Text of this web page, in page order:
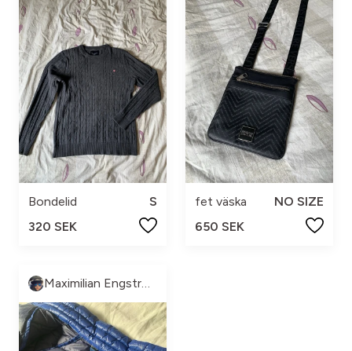
Bondelid
S
320 SEK
fet väska
NO SIZE
650 SEK